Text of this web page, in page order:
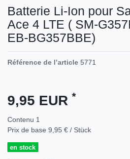
Batterie Li-Ion pour
Ace 4 LTE ( SM-
EB-BG357BBE)
Référence de l’article 5771
9,95 EUR *
Contenu 1
Prix de base 9,95 € / Stück
en stock